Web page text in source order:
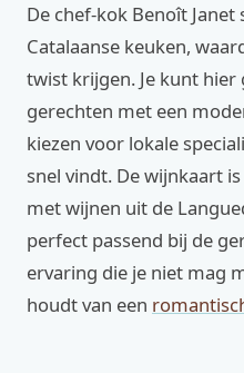
De chef-kok Benoît
Catalaanse keuken,
twist krijgen. Je kunt hier
gerechten met een
kiezen voor lokale
snel vindt. De wijnkaart
met wijnen uit de
perfect passend bij de
ervaring die je niet mag
houdt van een